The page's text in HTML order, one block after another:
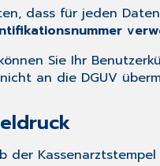
dass für jeden
Sie Ihr
an die DGUV
der